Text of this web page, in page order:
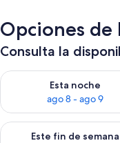
Opciones de
Consulta la
Esta noche
ago 8 - ago 9
Consulta la
Este fin de semana
Consulta la